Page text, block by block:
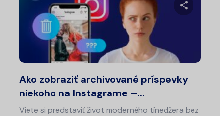
Ako zobraziť archivované príspevky
niekoho na Instagrame –...
Viete si predstaviť život moderného tínedžera bez